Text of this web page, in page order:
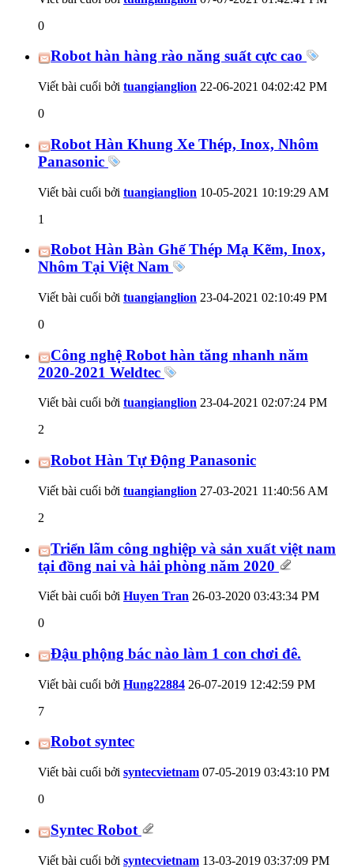
0
Robot hàn hàng rào năng suất cực cao
Viết bài cuối bởi tuangianglion 22-06-2021 04:02:42 PM
0
Robot Hàn Khung Xe Thép, Inox, Nhôm
Panasonic
Viết bài cuối bởi tuangianglion 10-05-2021 10:19:29 AM
1
Robot Hàn Bàn Ghế Thép Mạ Kẽm, Inox,
Nhôm Tại Việt Nam
Viết bài cuối bởi tuangianglion 23-04-2021 02:10:49 PM
0
Công nghệ Robot hàn tăng nhanh năm
2020-2021 Weldtec
Viết bài cuối bởi tuangianglion 23-04-2021 02:07:24 PM
2
Robot Hàn Tự Động Panasonic
Viết bài cuối bởi tuangianglion 27-03-2021 11:40:56 AM
2
Triển lãm công nghiệp và sản xuất việt nam
tại đồng nai và hải phòng năm 2020
Viết bài cuối bởi Huyen Tran 26-03-2020 03:43:34 PM
0
Đậu phộng bác nào làm 1 con chơi đê.
Viết bài cuối bởi Hung22884 26-07-2019 12:42:59 PM
7
Robot syntec
Viết bài cuối bởi syntecvietnam 07-05-2019 03:43:10 PM
0
Syntec Robot
Viết bài cuối bởi syntecvietnam 13-03-2019 03:37:09 PM